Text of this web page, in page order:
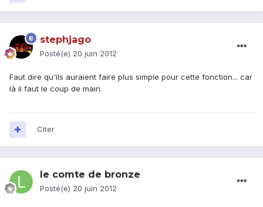
stephjago
Posté(e) 20 juin 2012
Faut dire qu'ils auraient faire plus simple pour cette fonction... car
là il faut le coup de main.
Citer
le comte de bronze
Posté(e) 20 juin 2012